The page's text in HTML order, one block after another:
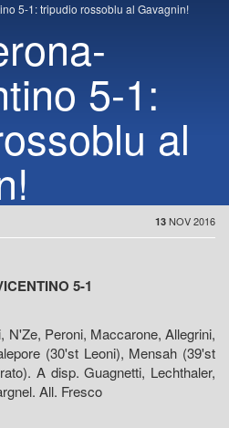
5-1: tripudio rossoblu al Gavagnin!
5-1:
al
13 NOV 2016
5-1
Peroni, Maccarone, Allegrini,
(30'st Leoni), Mensah (39'st
A disp. Guagnetti, Lechthaler,
All. Fresco